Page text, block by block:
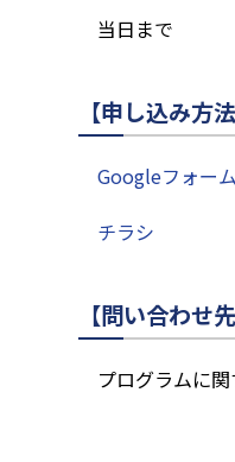
当日まで
【申し込み方法
Googleフォーム
チラシ
【問い合わせ先
プログラムに関